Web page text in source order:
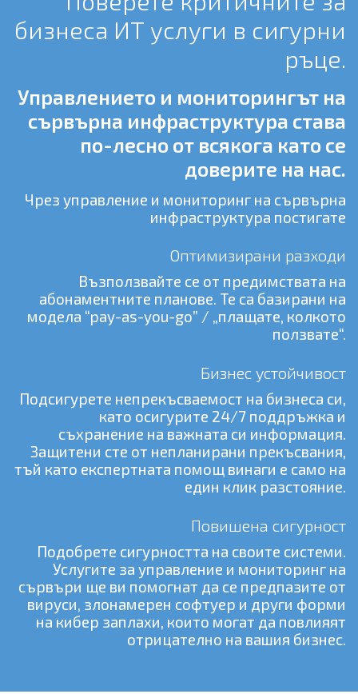
бизнеса ИТ услуги в сигурни
ръце.
Управлението и мониторингът на
сървърна инфраструктура става
по-лесно от всякога като се
доверите на нас.
Чрез управление и мониторинг на сървърна
инфраструктура постигате
Оптимизирани разходи
Възползвайте се от предимствата на
абонаментните планове. Те са базирани на
модела “pay-as-you-go” / „плащате, колкото
ползвате“.
Бизнес устойчивост
Подсигурете непрекъсваемост на бизнеса си,
като осигурите 24/7 поддръжка и
съхранение на важната си информация.
Защитени сте от непланирани прекъсвания,
тъй като експертната помощ винаги е само на
един клик разстояние.
Повишена сигурност
Подобрете сигурността на своите системи.
Услугите за управление и мониторинг на
сървъри ще ви помогнат да се предпазите от
вируси, злонамерен софтуер и други форми
на кибер заплахи, които могат да повлияят
отрицателно на вашия бизнес.